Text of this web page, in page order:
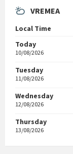
VREMEA
Local Time
Today
10/08/2026
Tuesday
11/08/2026
Wednesday
12/08/2026
Thursday
13/08/2026